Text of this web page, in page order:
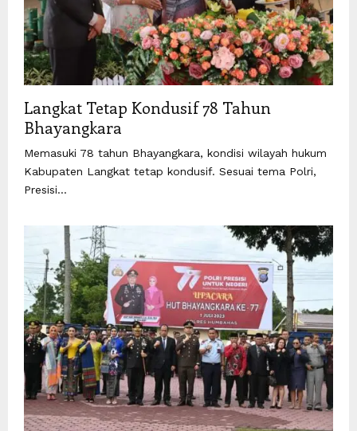
Langkat Tetap Kondusif 78 Tahun
Bhayangkara
Memasuki 78 tahun Bhayangkara, kondisi wilayah hukum
Kabupaten Langkat tetap kondusif. Sesuai tema Polri,
Presisi...